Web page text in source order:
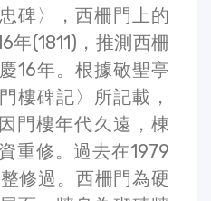
碑〉，西柵門上的
年(1811)，推測西柵
16年。根據敬聖亭
樓碑記〉所記載，
門樓年代久遠，棟
重修。過去在1979
修過。西柵門為硬